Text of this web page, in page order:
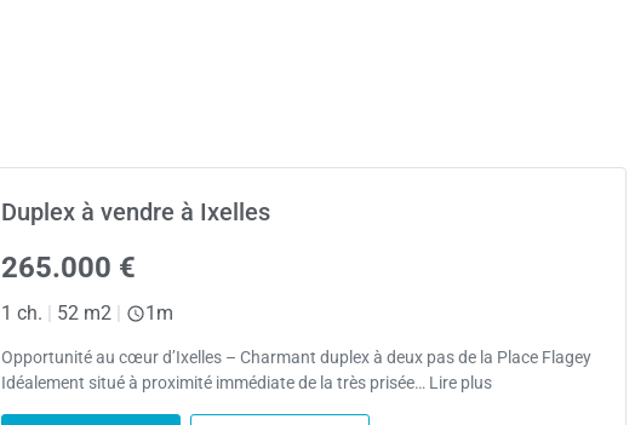
Duplex à vendre à Ixelles
265.000 €
1 ch. | 52 m2 | 1m
Opportunité au cœur d’Ixelles – Charmant duplex à deux pas de la Place Flagey
Idéalement situé à proximité immédiate de la très prisée… Lire plus